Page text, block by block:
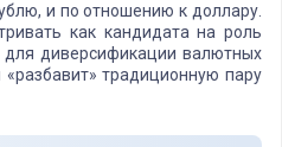
и по отношению к доллару.
как кандидата на роль
для диверсификации валютных
традиционную пару